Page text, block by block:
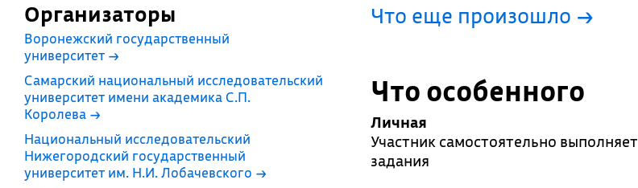
Организаторы
Воронежский государственный
университет →
Самарский национальный исследовательский
университет имени академика С.П.
Королева →
Национальный исследовательский
Нижегородский государственный
университет им. Н.И. Лобачевского →
Что еще произошло →
Что особенного
Личная
Участник самостоятельно выполняет
задания